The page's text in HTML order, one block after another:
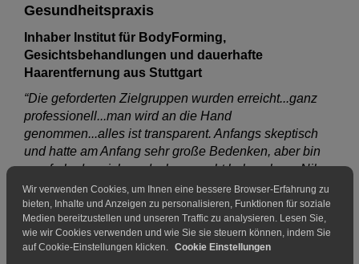
Gesundheitspraxis
Inhaber Institut für BodyForming,
Gesichtsbehandlungen und dauerhafte
Haarentfernung aus Stuttgart
“Die geforderten Zielgruppen wurden erreicht...ganz
professionell...man wird an die Hand
genommen...alles ist transparent. Anfangs skeptisch
und hatte am Anfang sehr große Bedenken, aber bin
nun froh, dass ich es doch gemacht habe... kann Nils
bedenkenlos empfehlen.. es werden hochwertige
Kunden geliefert, Kunden die man braucht... alle die
unzufrieden mit der Leadqualität sind.. für die ist Nils
wärmstens zu empfehlen.”
Wir verwenden Cookies, um Ihnen eine bessere Browser-Erfahrung zu
bieten, Inhalte und Anzeigen zu personalisieren, Funktionen für soziale
Medien bereitzustellen und unseren Traffic zu analysieren. Lesen Sie,
wie wir Cookies verwenden und wie Sie sie steuern können, indem Sie
auf Cookie-Einstellungen klicken. Cookie Einstellungen